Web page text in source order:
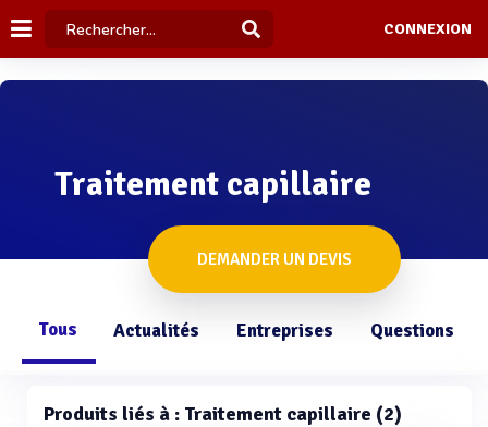
CONNEXION
Traitement capillaire
DEMANDER UN DEVIS
Tous Actualités Entreprises Questions
Produits liés à : Traitement capillaire (2)